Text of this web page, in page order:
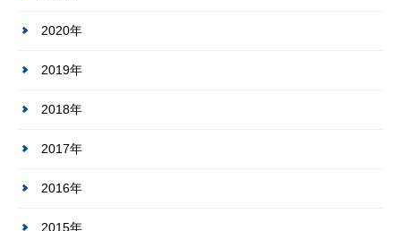
2020年
2019年
2018年
2017年
2016年
2015年